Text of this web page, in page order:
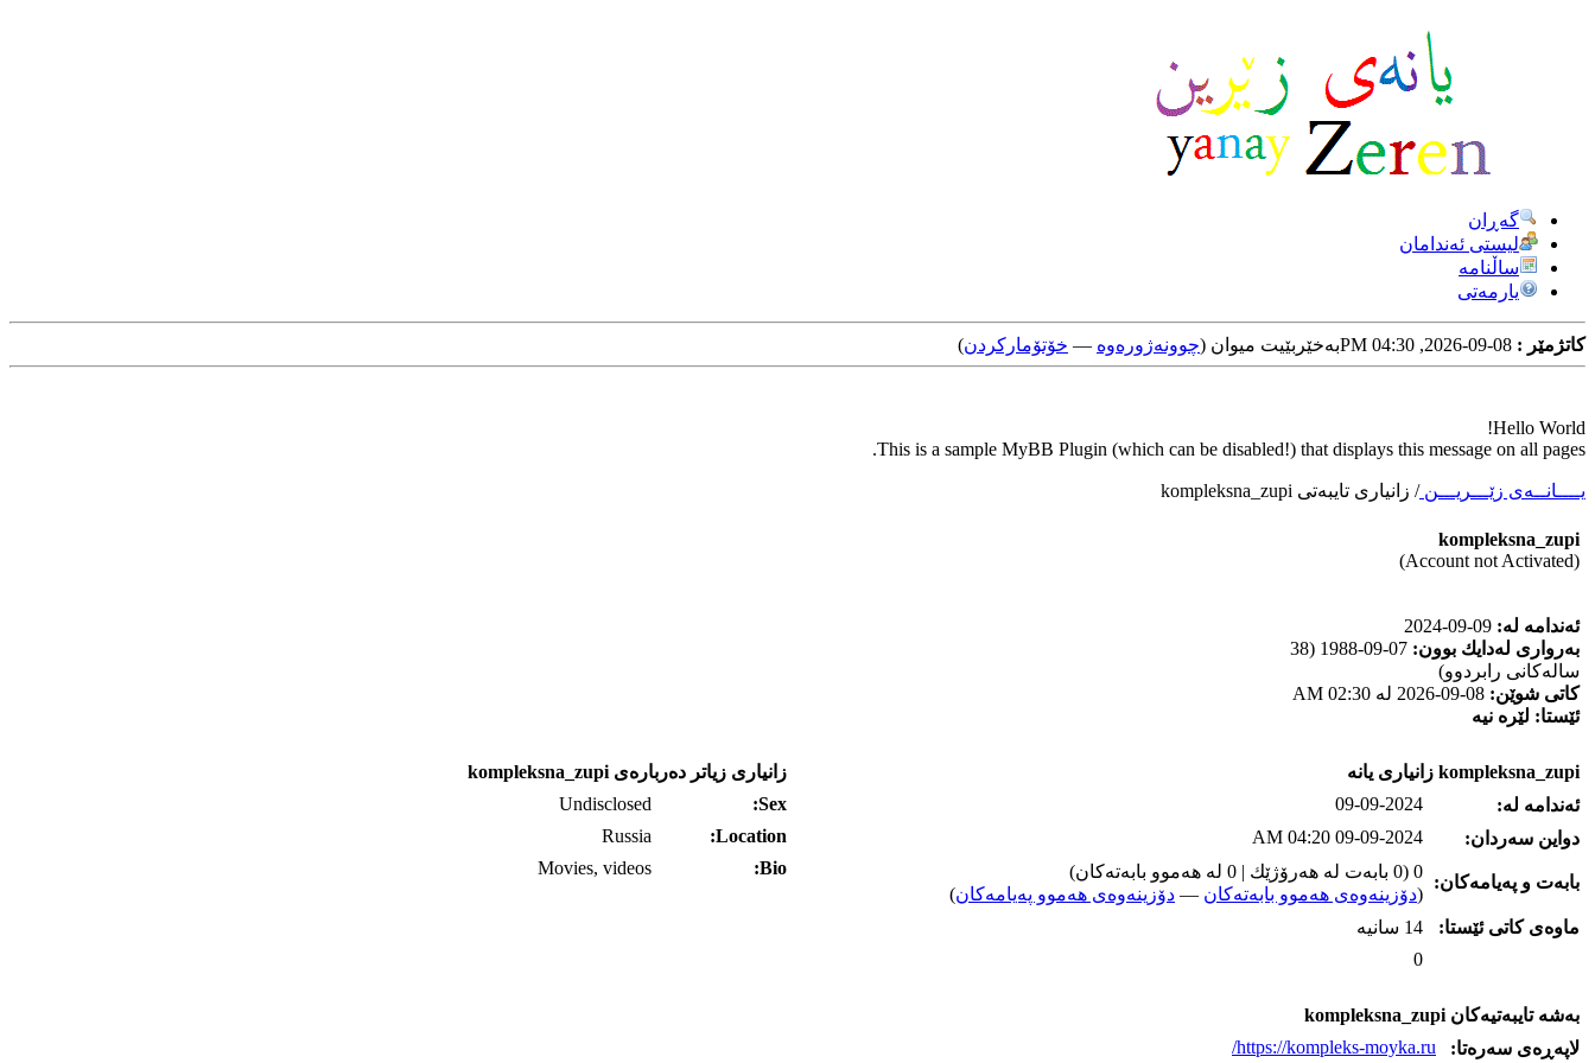
گه‌ڕان
لیستی ئه‌ندامان
ساڵنامه
یارمه‌تی
کاتژمێر : به‌خێربێیت میوان (چوونه‌ژوره‌وه‌ — خۆتۆمارکردن)
Hello World!
This is a sample MyBB Plugin (which can be disabled!) that displays this message on all pages.
یــــانــه‌ی زێـــریـــن/ زانیاری تایبه‌تی kompleksna_zupi
kompleksna_zupi
(Account not Activated)
ئه‌ندامه‌ له‌:
به‌رواری له‌دایك بوون:
07-09-1988 (38
ساله‌كانی رابردوو)
كاتی شوێن:
ئێستا: لێره‌ نیه‌
kompleksna_zupi زانیاری یانه‌
ئه‌ندامه‌ له‌:
09-09-2024
دواین سه‌ردان:
09-09-2024 04:20 AM
بابه‌ت و په‌یامه‌کان:
0 (0 بابه‌ت له‌ هه‌رۆژێك | 0 له‌ هه‌موو بابه‌ته‌كان)
(دۆزینه‌وه‌ی هه‌موو بابه‌ته‌کان — دۆزینه‌وه‌ی هه‌موو په‌یامه‌کان)
ماوه‌ی كاتی ئێستا:
14 سانیه‌
0
به‌شه‌ تایبه‌تیه‌کان kompleksna_zupi
لاپه‌ڕه‌ی سه‌ره‌تا:
https://kompleks-moyka.ru/
زانیاری زیاتر ده‌رباره‌ی kompleksna_zupi
Sex:
Undisclosed
Location:
Russia
Bio:
Movies, videos